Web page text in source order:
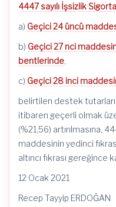
4447 sayılı İşsizlik
a) Geçici 24 üncü
b) Geçici 27 nci
bentlerinde,
c) Geçici 28 inci
belirtilen destek
itibaren geçerli olmak
(%21,56) artırılmasına,
maddesinin yedinci
altıncı fıkrası gereğince
12 Ocak 2021
Recep Tayyip ERDOĞAN